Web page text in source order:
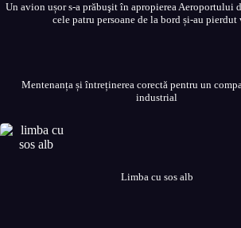
Un avion ușor s-a prăbuşit în apropierea Aeroportului
cele patru persoane de la bord și-au pierdut
Mentenanța și întreținerea corectă pentru un
industrial
Limba cu sos alb